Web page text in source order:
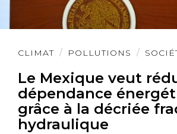
CLIMAT POLLUTIONS
Le Mexique veut
dépendance
grâce à la décriée
hydraulique
Lire